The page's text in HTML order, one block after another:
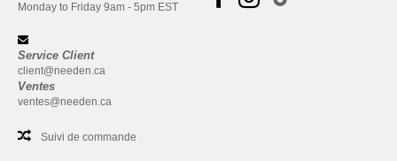
Monday to Friday 9am - 5pm EST
Service Client
client@needen.ca
Ventes
ventes@needen.ca
Suivi de commande